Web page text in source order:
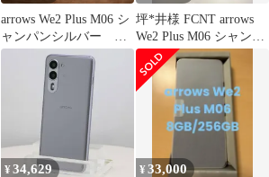
arrows We2 Plus M06 シ
ャンパンシルバー 新
品未使用品
坪*井様 FCNT arrows
We2 Plus M06 シャンパ
ンシルバー
¥34,629 ¥33,000